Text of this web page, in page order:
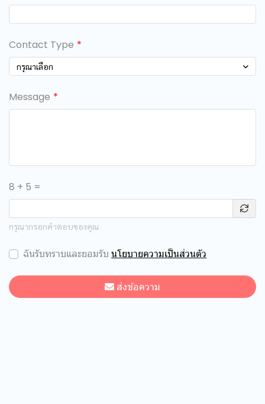
Contact Type
กรุณาเลือก
Message
8 + 5 =
กรุณากรอกคำตอบของคุณ
ฉันรับทราบและยอมรับ นโยบายความเป็นส่วนตัว
ส่งข้อความ